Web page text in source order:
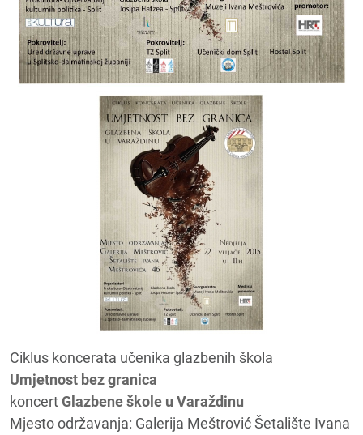
Ciklus koncerata učenika glazbenih škola
Umjetnost bez granica
koncertGlazbene škole u Varaždinu
Mjesto održavanja: Galerija Meštrović Šetalište Ivana